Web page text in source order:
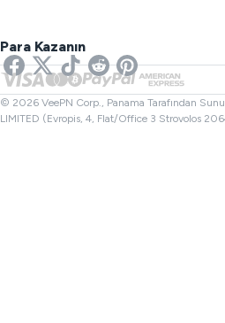
Yayın İçin VPN
Netflix VPN
Çevrimiçi SMS
Bağlantı Kontrolü
Dosya Kontrol
Birleşik Krallık VPN
Kanada VPN
Türkiye VPN
Para Kazanın
Ortaklar
© 2026 VeePN Corp., Panama Tarafından
LIMITED (Evropis, 4, Flat/Office 3 Strovolos